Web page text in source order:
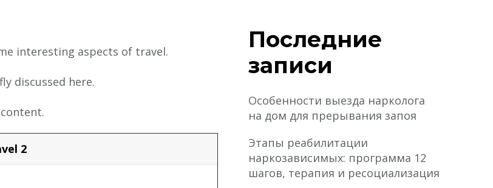
interesting aspects of travel.
discussed here.
2
Последние
записи
Особенности выезда нарколога
на дом для прерывания запоя
Этапы реабилитации
наркозависимых: программа 12
шагов, терапия и ресоциализация